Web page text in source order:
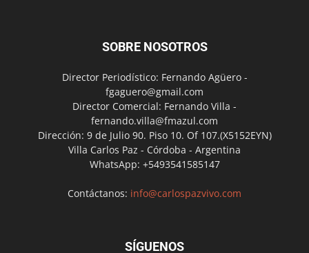
SOBRE NOSOTROS
Director Periodístico: Fernando Agüero -
fgaguero@gmail.com
Director Comercial: Fernando Villa -
fernando.villa@fmazul.com
Dirección: 9 de Julio 90. Piso 10. Of 107.(X5152EYN)
Villa Carlos Paz - Córdoba - Argentina
WhatsApp: +5493541585147
Contáctanos: info@carlospazvivo.com
SÍGUENOS